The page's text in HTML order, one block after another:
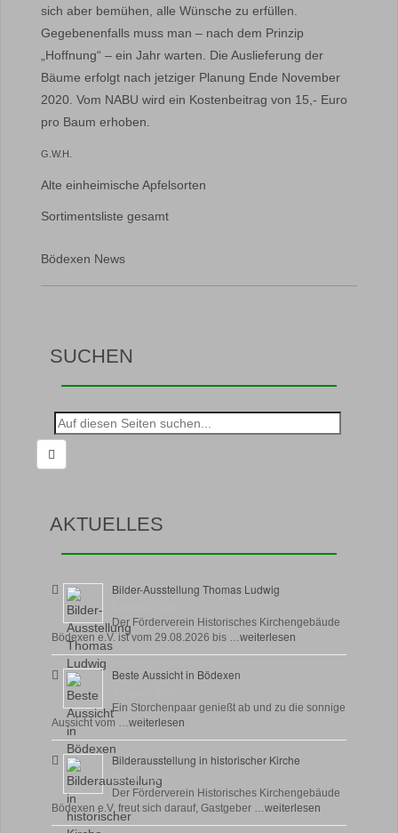
sich aber bemühen, alle Wünsche zu erfüllen.
Gegebenenfalls muss man – nach dem Prinzip
„Hoffnung“ – ein Jahr warten. Die Auslieferung der
Bäume erfolgt nach jetziger Planung Ende November
2020. Vom NABU wird ein Kostenbeitrag von 15,- Euro
pro Baum erhoben.
G.W.H.
Alte einheimische Apfelsorten
Sortimentsliste gesamt
Bödexen News
SUCHEN
Suche
nach:
AKTUELLES
Bilder-Ausstellung Thomas Ludwig
Der Förderverein Historisches Kirchengebäude
Bödexen e.V. ist vom 29.08.2026 bis …weiterlesen
Beste Aussicht in Bödexen
Ein Storchenpaar genießt ab und zu die sonnige
Aussicht vom …weiterlesen
Bilderausstellung in historischer Kirche
30 Juli, 2026
Der Förderverein Historisches Kirchengebäude
Bödexen e.V. freut sich darauf, Gastgeber …weiterlesen